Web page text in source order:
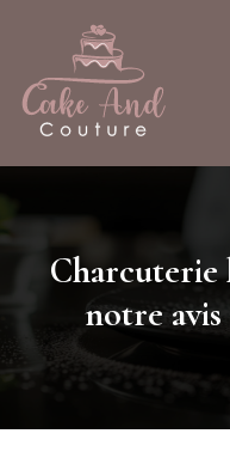
Charcuterie
notre